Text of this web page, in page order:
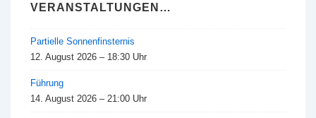
VERANSTALTUNGEN…
Partielle Sonnenfinsternis
12. August 2026 – 18:30 Uhr
Führung
14. August 2026 – 21:00 Uhr